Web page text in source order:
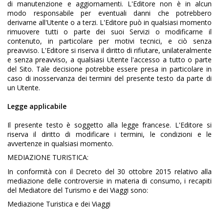
di manutenzione e aggiornamenti. L'Editore non è in alcun
modo responsabile per eventuali danni che potrebbero
derivarne all'Utente o a terzi. L'Editore può in qualsiasi momento
rimuovere tutti o parte dei suoi Servizi o modificarne il
contenuto, in particolare per motivi tecnici, e ciò senza
preavviso. L'Editore si riserva il diritto di rifiutare, unilateralmente
e senza preavviso, a qualsiasi Utente l'accesso a tutto o parte
del Sito. Tale decisione potrebbe essere presa in particolare in
caso di inosservanza dei termini del presente testo da parte di
un Utente.
Legge applicabile
Il presente testo è soggetto alla legge francese. L'Editore si
riserva il diritto di modificare i termini, le condizioni e le
avvertenze in qualsiasi momento.
MEDIAZIONE TURISTICA:
In conformità con il Decreto del 30 ottobre 2015 relativo alla
mediazione delle controversie in materia di consumo, i recapiti
del Mediatore del Turismo e dei Viaggi sono:
Mediazione Turistica e dei Viaggi